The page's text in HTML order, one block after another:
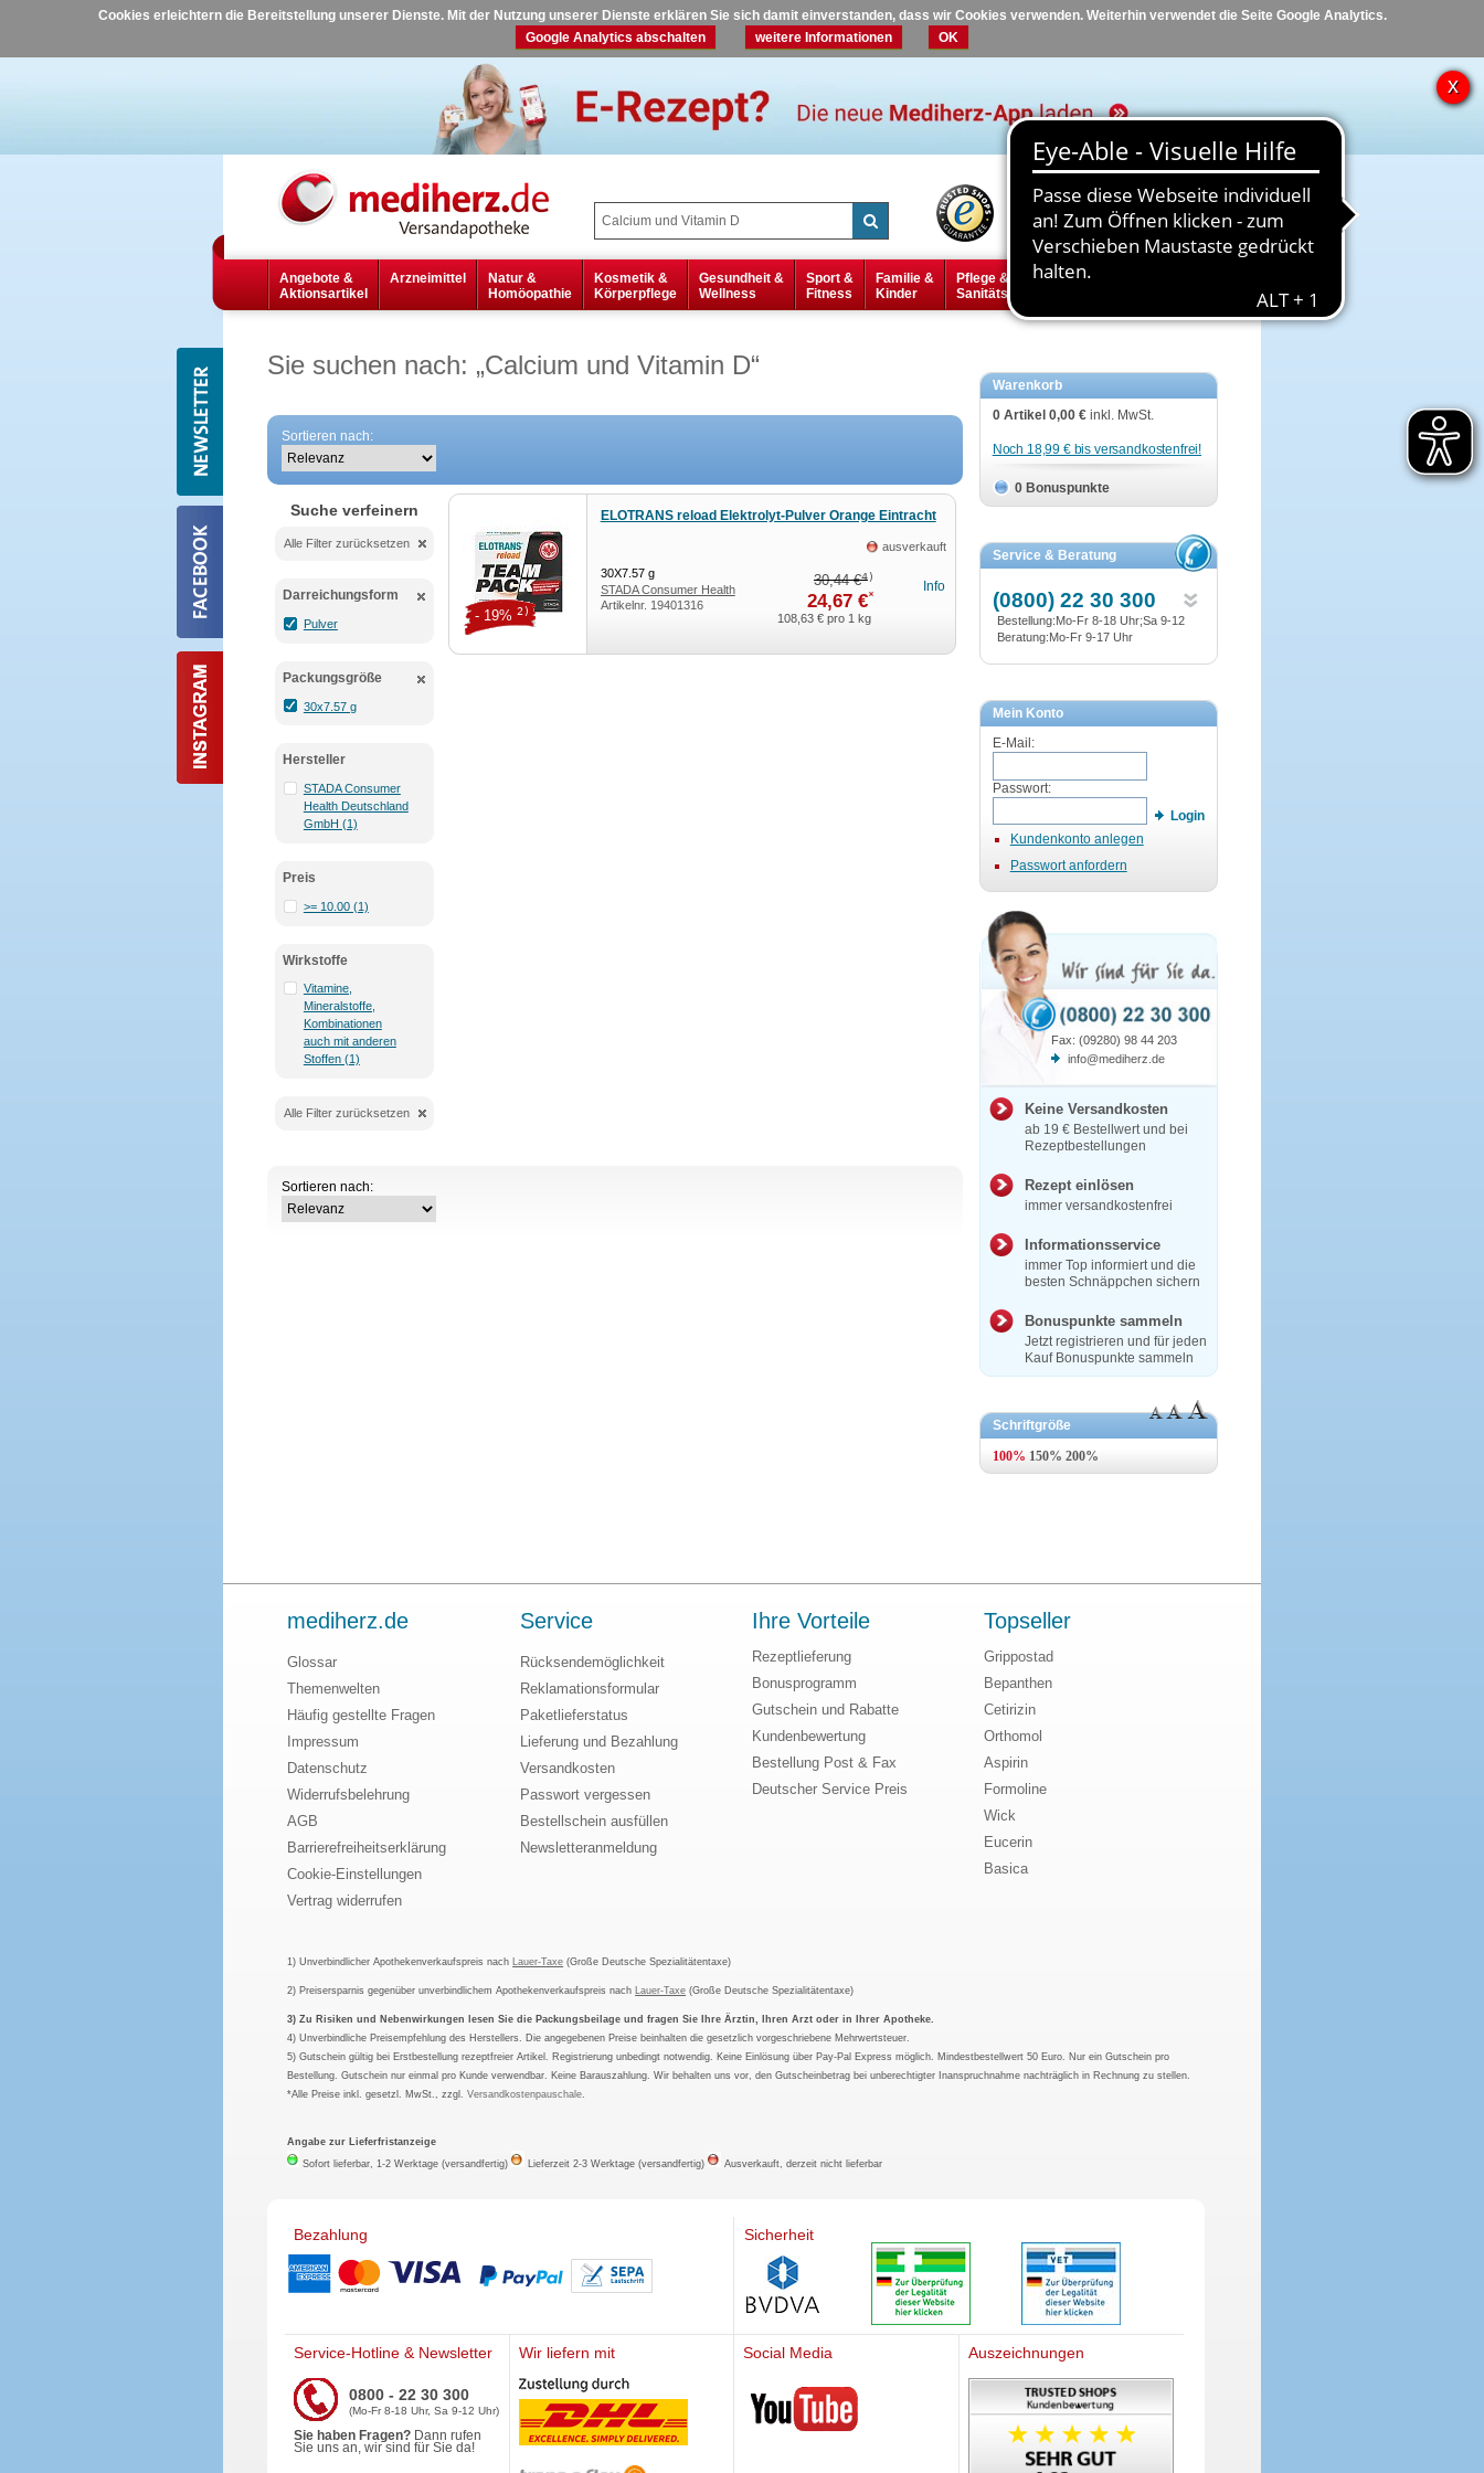
Cookies erleichtern die Bereitstellung unserer Dienste. Mit der Nutzung unserer Dienste erklären Sie sich damit einverstanden, dass wir Cookies verwenden. Weiterhin verwendet die Seite Google Analytics.
Google Analytics abschalten
weitere Informationen OK
Hilfe Kontakt
Angebote &
Aktionsartikel
Arzneimittel
Natur &
Homöopathie
Kosmetik &
Körperpflege
Gesundheit &
Wellness
Sport &
Fitness
Familie &
Kinder
Pflege &
Sanitätsbedarf
Diabetes
Sie suchen nach: „Calcium und Vitamin D“
Sortieren nach:
Suche verfeinern
Alle Filter zurücksetzen
Darreichungsform
Pulver
Packungsgröße
30x7.57 g
Hersteller
STADA Consumer
Health Deutschland
GmbH (1)
Preis
>= 10.00 (1)
Wirkstoffe
Vitamine,
Mineralstoffe,
Kombinationen
auch mit anderen
Stoffen (1)
Alle Filter zurücksetzen
ELOTRANS reload Elektrolyt-Pulver Orange Eintracht
30X7.57 g
STADA Consumer Health
Deutschland GmbH
Artikelnr. 19401316
ausverkauft
30,44 €4)
24,67 €*
- 19% 2)
108,63 € pro 1 kg
Info
Sortieren nach:
Warenkorb
0 Artikel 0,00 € inkl. MwSt.
Noch 18,99 € bis versandkostenfrei!
0 Bonuspunkte
Service & Beratung
(0800) 22 30 300
Bestellung:Mo-Fr 8-18 Uhr;Sa 9-12
Beratung:Mo-Fr 9-17 Uhr
Mein Konto
E-Mail:
Passwort:
Login
Kundenkonto anlegen
Passwort anfordern
Fax: (09280) 98 44 203
info@mediherz.de
Keine Versandkosten
ab 19 € Bestellwert und bei
Rezeptbestellungen
Rezept einlösen
immer versandkostenfrei
Informationsservice
immer Top informiert und die
besten Schnäppchen sichern
Bonuspunkte sammeln
Jetzt registrieren und für jeden
Kauf Bonuspunkte sammeln
Schriftgröße
mediherz.de
Glossar
Themenwelten
Häufig gestellte Fragen
Impressum
Datenschutz
Widerrufsbelehrung
AGB
Barrierefreiheitserklärung
Cookie-Einstellungen
Vertrag widerrufen
Service
Rücksendemöglichkeit
Reklamationsformular
Paketlieferstatus
Lieferung und Bezahlung
Versandkosten
Passwort vergessen
Bestellschein ausfüllen
Newsletteranmeldung
Ihre Vorteile
Rezeptlieferung
Bonusprogramm
Gutschein und Rabatte
Kundenbewertung
Bestellung Post & Fax
Deutscher Service Preis
Topseller
Grippostad
Bepanthen
Cetirizin
Orthomol
Aspirin
Formoline
Wick
Eucerin
Basica
1) Unverbindlicher Apothekenverkaufspreis nach Lauer-Taxe (Große Deutsche Spezialitätentaxe)
2) Preisersparnis gegenüber unverbindlichem Apothekenverkaufspreis nach Lauer-Taxe (Große Deutsche Spezialitätentaxe)
3) Zu Risiken und Nebenwirkungen lesen Sie die Packungsbeilage und fragen Sie Ihre Ärztin, Ihren Arzt oder in Ihrer Apotheke.
4) Unverbindliche Preisempfehlung des Herstellers. Die angegebenen Preise beinhalten die gesetzlich vorgeschriebene Mehrwertsteuer.
5) Gutschein gültig bei Erstbestellung rezeptfreier Artikel. Registrierung unbedingt notwendig. Keine Einlösung über Pay-Pal Express möglich. Mindestbestellwert 50 Euro. Nur ein Gutschein pro
Bestellung. Gutschein nur einmal pro Kunde verwendbar. Keine Barauszahlung. Wir behalten uns vor, den Gutscheinbetrag bei unberechtigter Inanspruchnahme nachträglich in Rechnung zu stellen.
*Alle Preise inkl. gesetzl. MwSt., zzgl.Versandkostenpauschale.
Angabe zur Lieferfristanzeige
Sofort lieferbar, 1-2 Werktage (versandfertig)
Lieferzeit 2-3 Werktage (versandfertig) Ausverkauft, derzeit nicht lieferbar
Bezahlung Sicherheit
Service-Hotline & Newsletter
0800 - 22 30 300
(Mo-Fr 8-18 Uhr, Sa 9-12 Uhr)
Sie haben Fragen? Dann rufen
Sie uns an, wir sind für Sie da!
Wir liefern mit Social Media
Mediherz
Auszeichnungen